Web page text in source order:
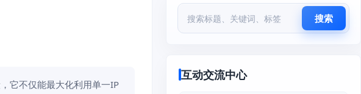
它不仅能最大化利用单一IP
搜索
互动交流中心